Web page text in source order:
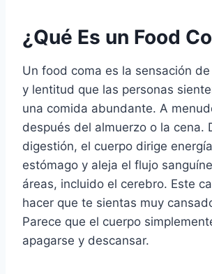
¿Qué Es un Food
Un food coma es la sensación
y lentitud que las personas
una comida abundante. A
después del almuerzo o la cena.
digestión, el cuerpo dirige
estómago y aleja el flujo
áreas, incluido el cerebro. Este
hacer que te sientas muy
Parece que el cuerpo
apagarse y descansar.